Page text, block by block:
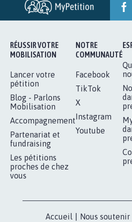
RÉUSSIR VOTRE
MOBILISATION
Lancer votre
pétition
Blog - Parlons
Mobilisation
Accompagnement
Partenariat et
fundraising
Les pétitions
proches de chez
vous
NOTRE
COMMUNAUTÉ
Facebook
TikTok
X
Instagram
Youtube
Accueil Nous soutenir